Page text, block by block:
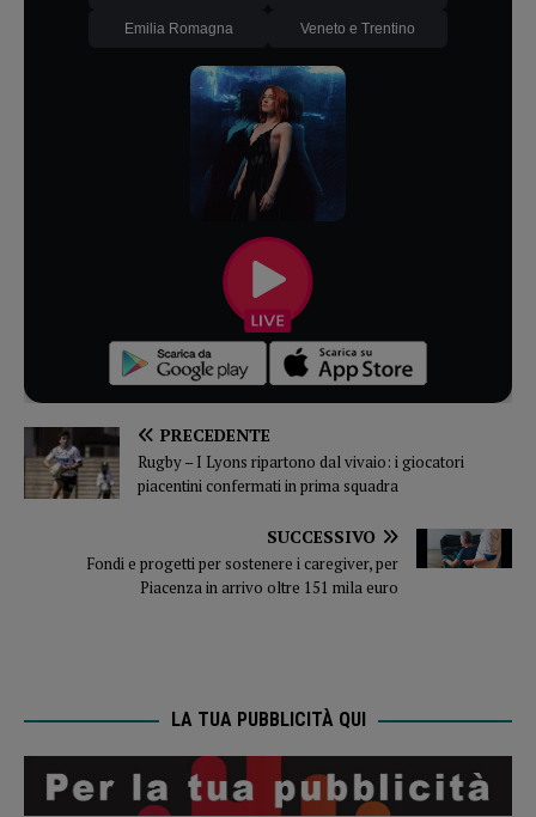
Emilia Romagna Veneto e Trentino
PRECEDENTE
Rugby – I Lyons ripartono dal vivaio: i giocatori
piacentini confermati in prima squadra
SUCCESSIVO
Fondi e progetti per sostenere i caregiver, per
Piacenza in arrivo oltre 151 mila euro
LA TUA PUBBLICITÀ QUI